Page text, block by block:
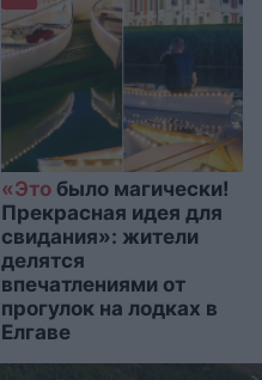
«Этобыло магически!
Прекрасная идея для
свидания»: жители
делятся
впечатлениями от
прогулок на лодках в
Елгаве